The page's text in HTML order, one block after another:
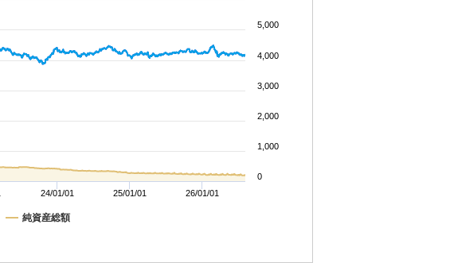
24/01/01 25/01/01 26/01/01
0
1,000
2,000
3,000
4,000
5,000
純資産総額